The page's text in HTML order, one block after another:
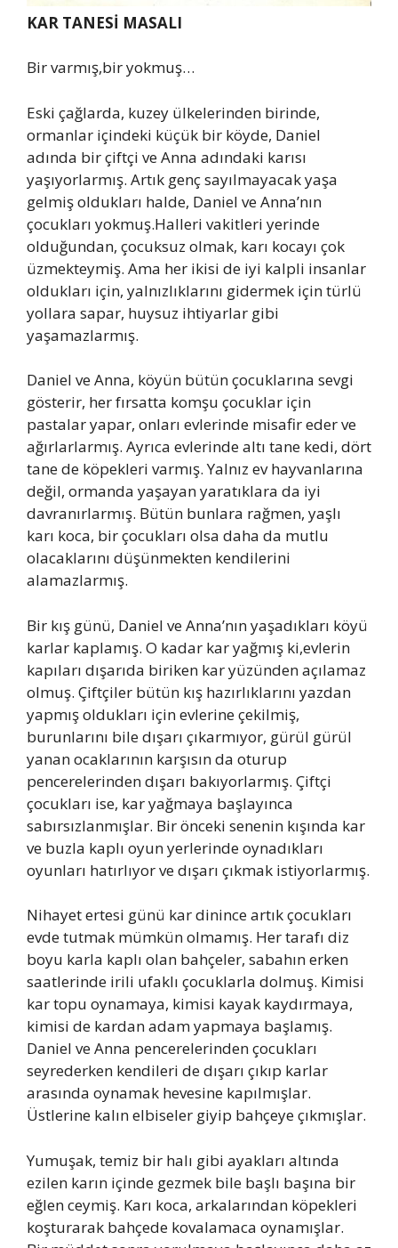
KAR TANESİ MASALI
Bir varmış,bir yokmuş…
Eski çağlarda, kuzey ülkelerinden birinde,
ormanlar içindeki küçük bir köyde, Daniel
adında bir çiftçi ve Anna adındaki karısı
yaşıyorlarmış. Artık genç sayılmayacak yaşa
gelmiş oldukları halde, Daniel ve Anna’nın
çocukları yokmuş.Halleri vakitleri yerinde
olduğundan, çocuksuz olmak, karı kocayı çok
üzmekteymiş. Ama her ikisi de iyi kalpli insanlar
oldukları için, yalnızlıklarını gidermek için türlü
yollara sapar, huysuz ihtiyarlar gibi
yaşamazlarmış.
Daniel ve Anna, köyün bütün çocuklarına sevgi
gösterir, her fırsatta komşu çocuklar için
pastalar yapar, onları evlerinde misafir eder ve
ağırlarlarmış. Ayrıca evlerinde altı tane kedi, dört
tane de köpekleri varmış. Yalnız ev hayvanlarına
değil, ormanda yaşayan yaratıklara da iyi
davranırlarmış. Bütün bunlara rağmen, yaşlı
karı koca, bir çocukları olsa daha da mutlu
olacaklarını düşünmekten kendilerini
alamazlarmış.
Bir kış günü, Daniel ve Anna’nın yaşadıkları köyü
karlar kaplamış. O kadar kar yağmış ki,evlerin
kapıları dışarıda biriken kar yüzünden açılamaz
olmuş. Çiftçiler bütün kış hazırlıklarını yazdan
yapmış oldukları için evlerine çekilmiş,
burunlarını bile dışarı çıkarmıyor, gürül gürül
yanan ocaklarının karşısın da oturup
pencerelerinden dışarı bakıyorlarmış. Çiftçi
çocukları ise, kar yağmaya başlayınca
sabırsızlanmışlar. Bir önceki senenin kışında kar
ve buzla kaplı oyun yerlerinde oynadıkları
oyunları hatırlıyor ve dışarı çıkmak istiyorlarmış.
Nihayet ertesi günü kar dinince artık çocukları
evde tutmak mümkün olmamış. Her tarafı diz
boyu karla kaplı olan bahçeler, sabahın erken
saatlerinde irili ufaklı çocuklarla dolmuş. Kimisi
kar topu oynamaya, kimisi kayak kaydırmaya,
kimisi de kardan adam yapmaya başlamış.
Daniel ve Anna pencerelerinden çocukları
seyrederken kendileri de dışarı çıkıp karlar
arasında oynamak hevesine kapılmışlar.
Üstlerine kalın elbiseler giyip bahçeye çıkmışlar.
Yumuşak, temiz bir halı gibi ayakları altında
ezilen karın içinde gezmek bile başlı başına bir
eğlen ceymiş. Karı koca, arkalarından köpekleri
koşturarak bahçede kovalamaca oynamışlar.